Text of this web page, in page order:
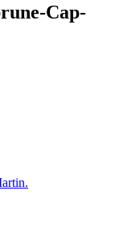
Cap-